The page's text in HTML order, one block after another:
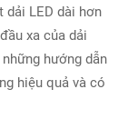
dải LED dài hơn
xa của dải
hướng dẫn
hiệu quả và có